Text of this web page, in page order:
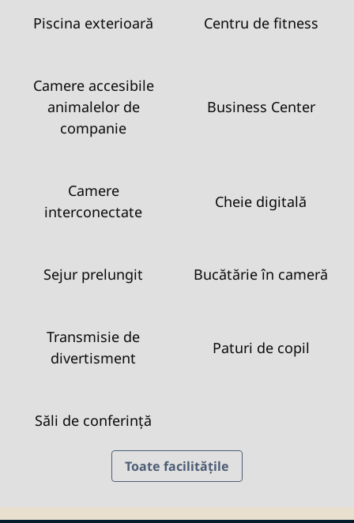
Piscina exterioară Centru de fitness
Camere accesibile
animalelor de
companie
Business Center
Camere
interconectate
Cheie digitală
Sejur prelungit Bucătărie în cameră
Transmisie de
divertisment
Paturi de copil
Săli de conferință
Toate facilitățile